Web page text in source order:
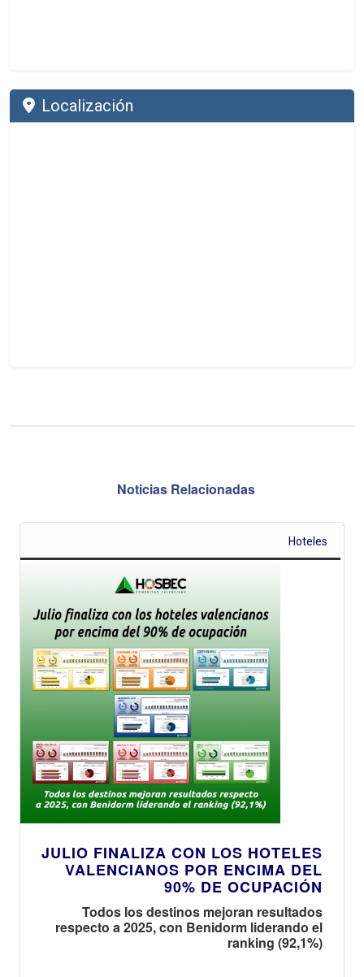
Localización
Noticias Relacionadas
Hoteles
JULIO FINALIZA CON LOS HOTELES
VALENCIANOS POR ENCIMA DEL
90% DE OCUPACIÓN
Todos los destinos mejoran resultados
respecto a 2025, con Benidorm liderando el
ranking (92,1%)